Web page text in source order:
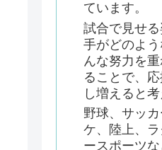
ています。
試合で見せ
手がどのよ
んな努力を
ることで、
し増えると考
野球、サッ
ケ、陸上、
ースポーツ